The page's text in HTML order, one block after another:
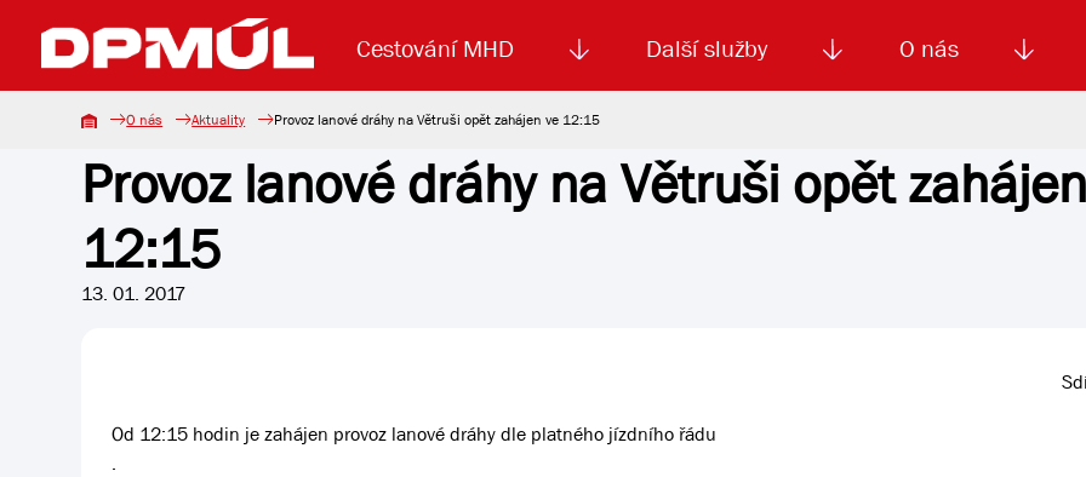
Cestování MHD
Uzavření mostu Dr. E. Beneše Koupit jízdenku Jízdné MHD El. jízdenka (EOS)
Další služby
Lanová dráha Reklama Smluvní doprava Autoškola
O nás
Základní údaje Aktuality Výběrová řízení Kariéra
O nás Aktuality Provoz lanové dráhy na Větruši opět zahájen ve 12:15
Provoz lanové dráhy na Větruši opět
12:15
13. 01. 2017
Od 12:15 hodin je zahájen provoz lanové dráhy dle platného jízdního řádu
.